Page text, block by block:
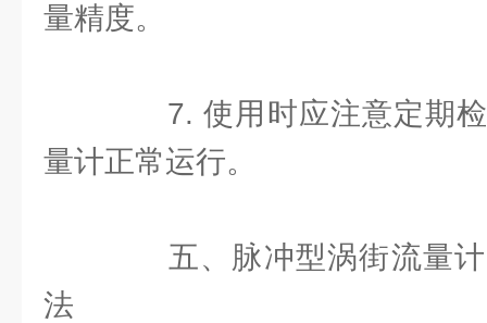
量精度。
7. 使用时应注意定期检
量计正常运行。
五、脉冲型涡街流量计
法